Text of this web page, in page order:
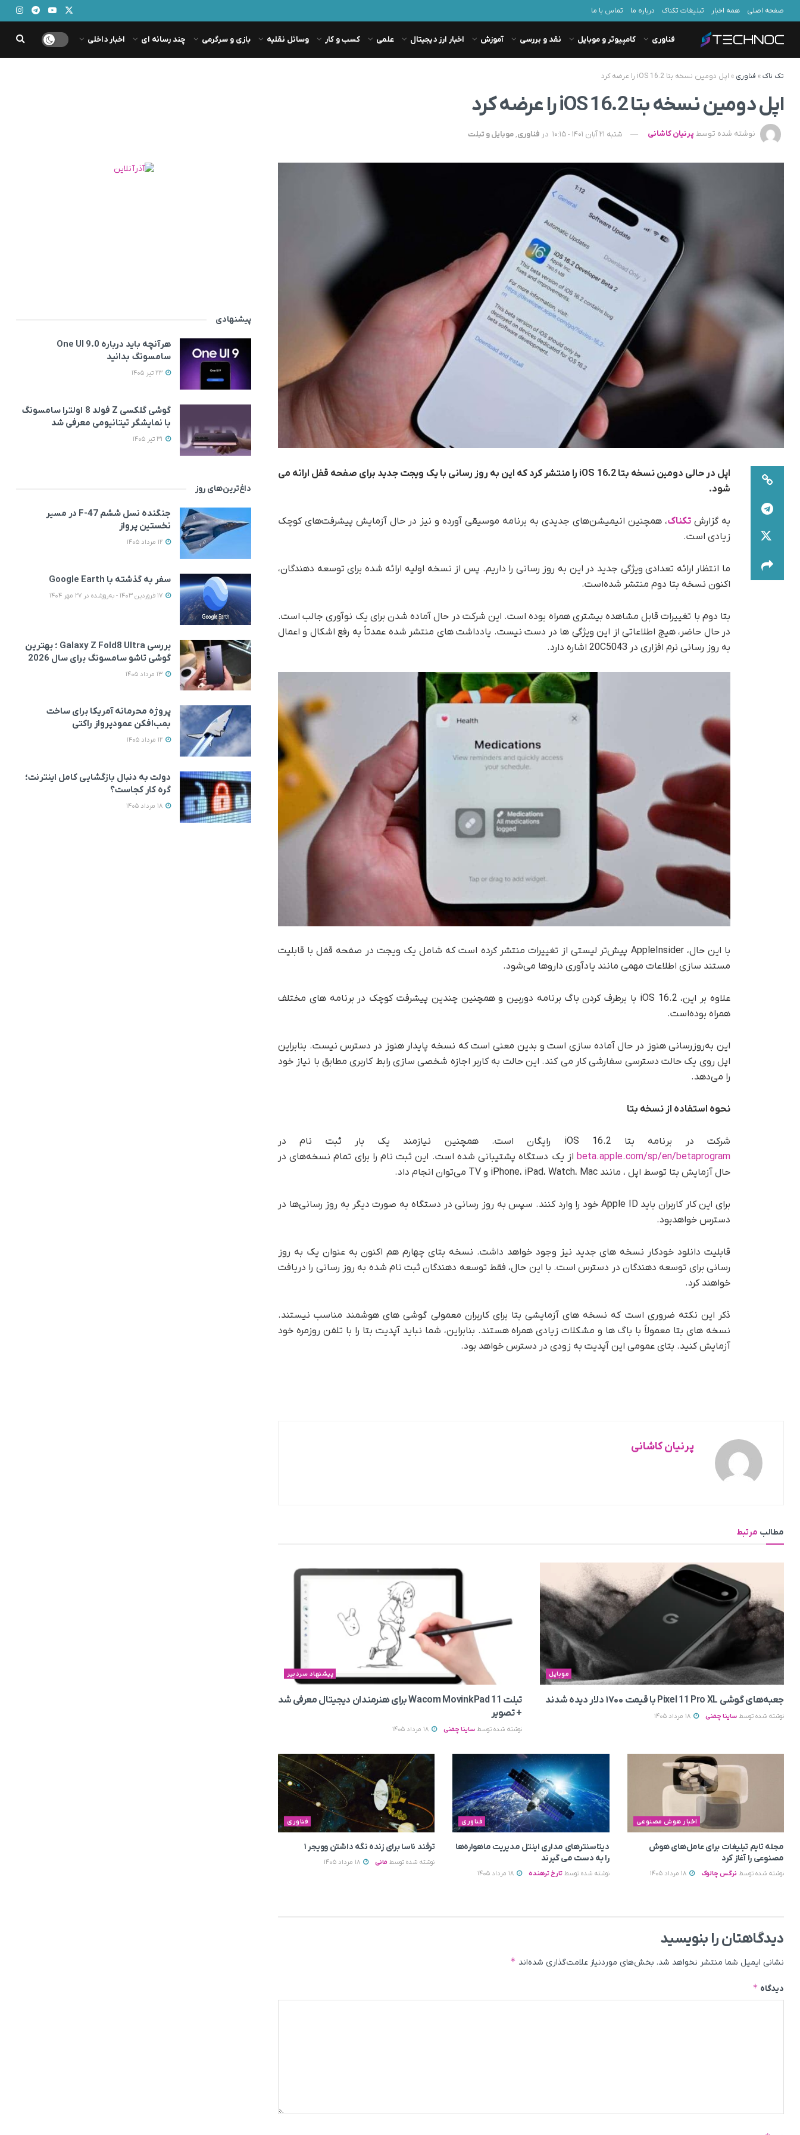
صفحه اصلی همه اخبار تبلیغات تکناک درباره ما تماس با ما
فناوری کامپیوتر و موبایل نقد و بررسی آموزش اخبار ارز دیجیتال علمی کسب و کار وسائل نقلیه بازی و سرگرمی چند رسانه ای اخبار داخلی
تک ناک» فناوری » اپل دومین نسخه بتا iOS 16.2 را عرضه کرد
اپل دومین نسخه بتا iOS 16.2 را عرضه کرد
نوشته شده توسط پرنیان کاشانی شنبه 21 آبان 1401 - 10:15 در فناوری,موبایل و تبلت
اپل در حالی دومین نسخه بتا iOS 16.2 را منتشر کرد که این به روز رسانی با یک ویجت جدید برای صفحه قفل ارائه می
شود.
به گزارش تکناک، همچنین انیمیشن‌های جدیدی به برنامه موسیقی آورده و نیز در حال آزمایش پیشرفت‌های کوچک
زیادی است.
ما انتظار ارائه تعدادی ویژگی جدید در این به روز رسانی را داریم. پس از نسخه اولیه ارائه شده برای توسعه دهندگان،
اکنون نسخه بتا دوم منتشر شده‌است.
بتا دوم با تغییرات قابل مشاهده بیشتری همراه بوده است. این شرکت در حال آماده شدن برای یک نوآوری جالب است.
در حال حاضر، هیچ اطلاعاتی از این ویژگی ها در دست نیست. یادداشت های منتشر شده عمدتاً به رفع اشکال و اعمال
به روز رسانی نرم افزاری در 20C5043 اشاره دارد.
با این حال، AppleInsider پیش‌تر لیستی از تغییرات منتشر کرده است که شامل یک ویجت در صفحه قفل با قابلیت
مستند سازی اطلاعات مهمی مانند یادآوری داروها می‌شود.
علاوه بر این، iOS 16.2 با برطرف کردن باگ برنامه دوربین و همچنین چندین پیشرفت کوچک در برنامه های مختلف
همراه بوده‌است.
این به‌روزرسانی هنوز در حال آماده سازی است و بدین معنی است که نسخه پایدار هنوز در دسترس نیست. بنابراین
اپل روی یک حالت دسترسی سفارشی کار می کند. این حالت به کاربر اجازه شخصی سازی رابط کاربری مطابق با نیاز خود
را می‌دهد.
نحوه استفاده از نسخه بتا
شرکت در برنامه بتا iOS 16.2 رایگان است. همچنین نیازمند یک بار ثبت نام در
beta.apple.com/sp/en/betaprogram از یک دستگاه پشتیبانی شده است. این ثبت نام را برای تمام نسخه‌های در
حال آزمایش بتا توسط اپل ، مانند iPhone، iPad، Watch، Mac و TV می‌توان انجام داد.
برای این کار کاربران باید Apple ID خود را وارد کنند. سپس به روز رسانی در دستگاه به صورت دیگر به روز رسانی‌ها در
دسترس خواهدبود.
قابلیت دانلود خودکار نسخه های جدید نیز وجود خواهد داشت. نسخه بتای چهارم هم اکنون به عنوان یک به روز
رسانی برای توسعه دهندگان در دسترس است. با این حال، فقط توسعه دهندگان ثبت نام شده به روز رسانی را دریافت
خواهند کرد.
ذکر این نکته ضروری است که نسخه های آزمایشی بتا برای کاربران معمولی گوشی های هوشمند مناسب نیستند.
نسخه های بتا معمولاً با باگ ها و مشکلات زیادی همراه هستند. بنابراین، شما نباید آپدیت بتا را با تلفن روزمره خود
آزمایش کنید. بتای عمومی این آپدیت به زودی در دسترس خواهد بود.
پرنیان کاشانی
مطالب مرتبط
موبایل
جعبه‌های گوشی Pixel 11 Pro XL با قیمت ۱۷۰۰ دلار دیده شدند
نوشته شده توسط ساینا چمنی
پیشنهاد سردبیر
تبلت Wacom MovinkPad 11 برای هنرمندان دیجیتال معرفی شد
+ تصویر
نوشته شده توسط ساینا چمنی
اخبار هوش مصنوعی
مجله تایم تبلیغات برای عامل‌های هوش
مصنوعی را آغاز کرد
نوشته شده توسط نرگس چالوک
فناوری
دیتاسنترهای مداری اینتل مدیریت ماهواره‌ها
را به دست می‌ گیرند
نوشته شده توسط تارخ ترهنده 18 مرداد 1405
فناوری
ترفند ناسا برای زنده نگه داشتن وویجر ۱
نوشته شده توسط مانی
دیدگاهتان را بنویسید
نشانی ایمیل شما منتشر نخواهد شد. بخش‌های موردنیاز علامت‌گذاری شده‌اند *
دیدگاه *
پیشنهادی
هرآنچه باید درباره One UI 9.0
سامسونگ بدانید
گوشی گلکسی Z فولد 8 اولترا سامسونگ
با نمایشگر تیتانیومی معرفی شد
داغ‌ترین‌های روز
جنگنده نسل ششم F-47 در مسیر
نخستین پرواز
سفر به گذشته با Google Earth
بررسی Galaxy Z Fold8 Ultra ؛ بهترین
گوشی تاشو سامسونگ برای سال 2026
پروژه محرمانه آمریکا برای ساخت
بمب‌افکن عمودپرواز راکتی
دولت به دنبال بازگشایی کامل اینترنت؛
گره کار کجاست؟